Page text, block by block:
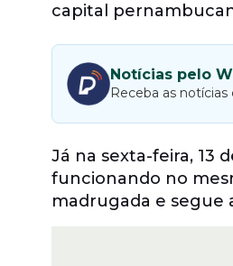
capital
Notícias pelo
Receba as notícias
Já na sexta-feira, 13
funcionando no
madrugada e segue